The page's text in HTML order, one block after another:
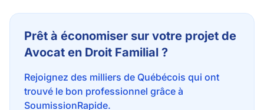
Prêt à économiser sur votre projet de
Avocat en Droit Familial ?
Rejoignez des milliers de Québécois qui ont
trouvé le bon professionnel grâce à
SoumissionRapide.